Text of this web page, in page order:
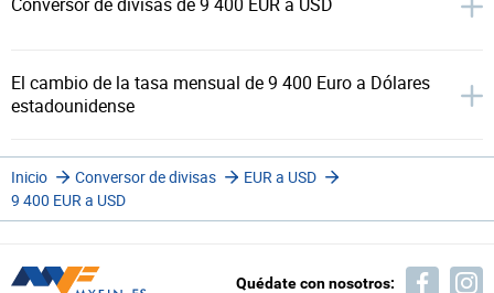
El cambio de la tasa mensual de 9 400 Euro a Dólares
estadounidense
Inicio Conversor de divisas
EUR a USD
9 400 EUR a USD
Quédate con nosotros: